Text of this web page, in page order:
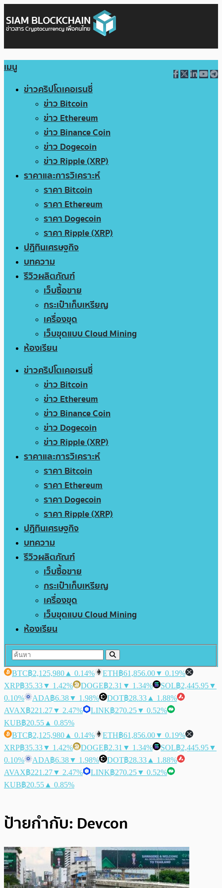
เมนู
ข่าวคริปโตเคอเรนซี่
ข่าว Bitcoin
ข่าว Ethereum
ข่าว Binance Coin
ข่าว Dogecoin
ข่าว Ripple (XRP)
ราคาและการวิเคราะห์
ราคา Bitcoin
ราคา Ethereum
ราคา Dogecoin
ราคา Ripple (XRP)
ปฏิทินเศรษฐกิจ
บทความ
รีวิวผลิตภัณฑ์
เว็บซื้อขาย
กระเป๋าเก็บเหรียญ
เครื่องขุด
เว็บขุดแบบ Cloud Mining
ห้องเรียน
ข่าวคริปโตเคอเรนซี่
ข่าว Bitcoin
ข่าว Ethereum
ข่าว Binance Coin
ข่าว Dogecoin
ข่าว Ripple (XRP)
ราคาและการวิเคราะห์
ราคา Bitcoin
ราคา Ethereum
ราคา Dogecoin
ราคา Ripple (XRP)
ปฏิทินเศรษฐกิจ
บทความ
รีวิวผลิตภัณฑ์
เว็บซื้อขาย
กระเป๋าเก็บเหรียญ
เครื่องขุด
เว็บขุดแบบ Cloud Mining
ห้องเรียน
BTC฿2,125,980 ▲ 0.14% ETH฿61,856.00▼ 0.19%
XRP฿35.33▼ 1.42% DOGE฿2.31 ▼ 1.34% SOL฿2,445.95▼
0.10%
ADA฿6.38▼ 1.98% DOT฿28.33 ▲ 1.88%
AVAX฿221.27▼ 2.47% LINK฿270.25▼ 0.52%
KUB฿20.55 ▲ 0.85%
BTC฿2,125,980 ▲ 0.14% ETH฿61,856.00▼ 0.19%
XRP฿35.33▼ 1.42% DOGE฿2.31 ▼ 1.34% SOL฿2,445.95▼
0.10%
ADA฿6.38▼ 1.98% DOT฿28.33 ▲ 1.88%
AVAX฿221.27▼ 2.47% LINK฿270.25▼ 0.52%
KUB฿20.55 ▲ 0.85%
ป้ายกำกับ: Devcon